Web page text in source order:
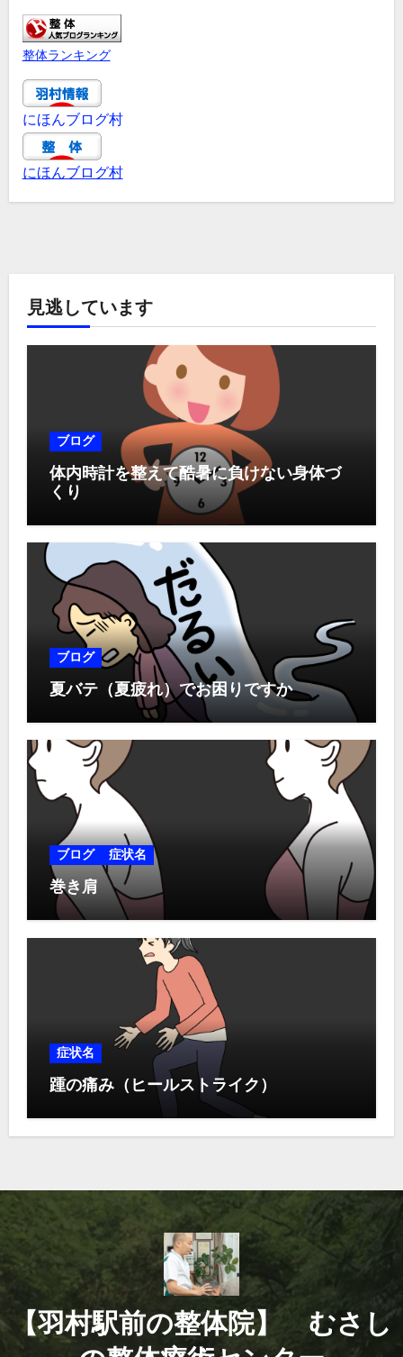
整体ランキング
にほんブログ村
にほんブログ村
見逃しています
ブログ
体内時計を整えて酷暑に負けない身体づ
くり
ブログ
夏バテ（夏疲れ）でお困りですか
ブログ 症状名
巻き肩
症状名
踵の痛み（ヒールストライク）
【羽村駅前の整体院】 むさし